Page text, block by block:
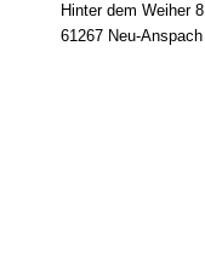
Hin­ter dem Wei­her 8
61267 Neu-Anspach